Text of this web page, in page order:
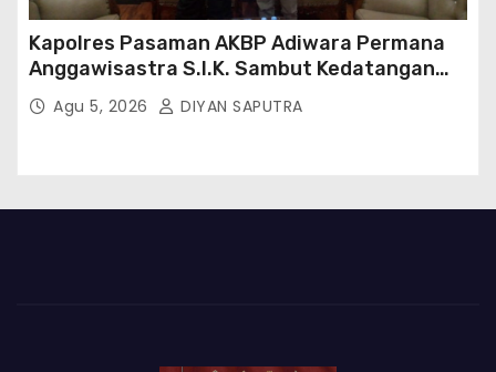
Kapolres Pasaman AKBP Adiwara Permana
Anggawisastra S.I.K. Sambut Kedatangan
Kepala Cakrawala Tv Sumatera Barat
Agu 5, 2026 DIYAN SAPUTRA